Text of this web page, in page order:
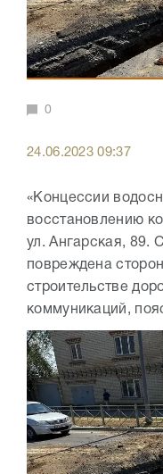
0
24.06.2023 09:37
«Концессии
восстановлению
ул. Ангарская, 89.
повреждена
строительстве
коммуникаций,